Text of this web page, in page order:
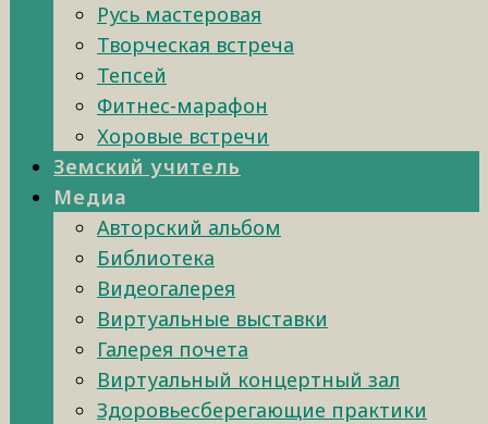
Русь мастеровая
Творческая встреча
Тепсей
Фитнес-марафон
Хоровые встречи
Земский учитель
Медиа
Авторский альбом
Библиотека
Видеогалерея
Виртуальные выставки
Галерея почета
Виртуальный концертный зал
Здоровьесберегающие практики